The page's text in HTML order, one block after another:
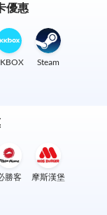
優惠
Steam
勝客 摩斯漢堡